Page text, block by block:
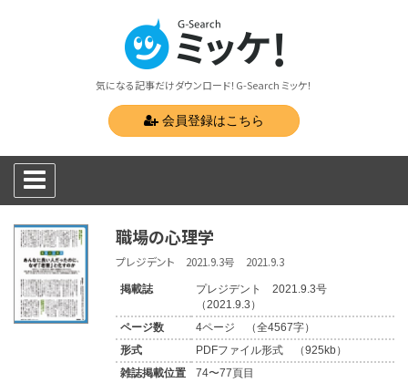
気になる記事だけダウンロード！G-Search ミッケ！
会員登録はこちら
職場の心理学
プレジデント 2021.9.3号 2021.9.3
掲載誌
プレジデント 2021.9.3号
（2021.9.3）
ページ数
4ページ （全4567字）
形式
PDFファイル形式 （925kb）
雑誌掲載位置
74〜77頁目